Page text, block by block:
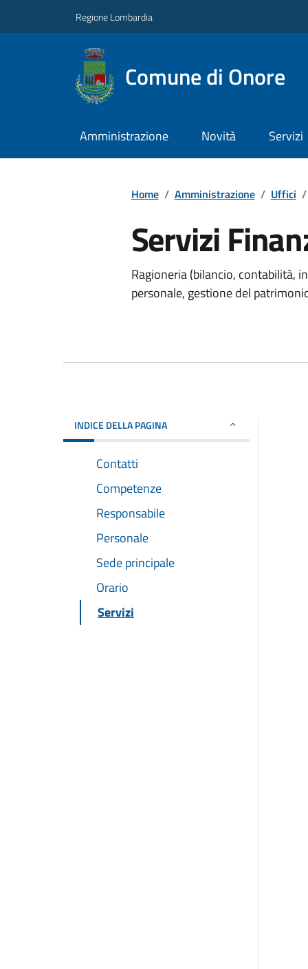
Regione Lombardia
Comune di Onore
Amministrazione Novità Servizi
Home / Amministrazione / Uffici /
Servizi
Ragioneria (bilancio, contabilità,
personale, gestione del
INDICE DELLA PAGINA
Contatti
Competenze
Responsabile
Personale
Sede principale
Orario
Servizi